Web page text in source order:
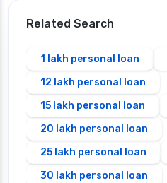
Related Search
1 lakh personal loan
12 lakh personal loan
15 lakh personal loan
20 lakh personal loan
25 lakh personal loan
30 lakh personal loan